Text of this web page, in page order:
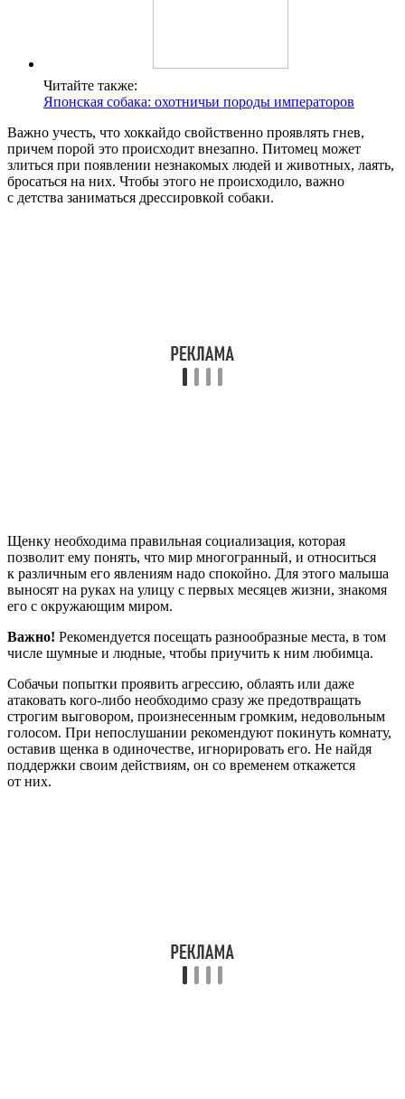
Читайте также:
Японская собака: охотничьи породы императоров
Важно учесть, что хоккайдо свойственно проявлять гнев,
причем порой это происходит внезапно. Питомец может
злиться при появлении незнакомых людей и животных, лаять,
бросаться на них. Чтобы этого не происходило, важно
с детства заниматься дрессировкой собаки.
Щенку необходима правильная социализация, которая
позволит ему понять, что мир многогранный, и относиться
к различным его явлениям надо спокойно. Для этого малыша
выносят на руках на улицу с первых месяцев жизни, знакомя
его с окружающим миром.
Важно! Рекомендуется посещать разнообразные места, в том
числе шумные и людные, чтобы приучить к ним любимца.
Собачьи попытки проявить агрессию, облаять или даже
атаковать кого-либо необходимо сразу же предотвращать
строгим выговором, произнесенным громким, недовольным
голосом. При непослушании рекомендуют покинуть комнату,
оставив щенка в одиночестве, игнорировать его. Не найдя
поддержки своим действиям, он со временем откажется
от них.